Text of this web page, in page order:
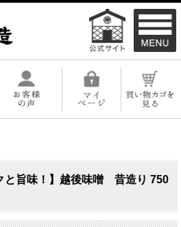
と旨味！】越後味噌 昔造り 750